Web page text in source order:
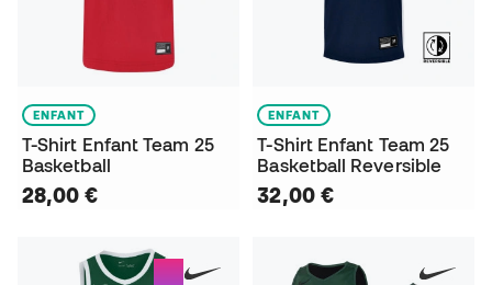
ENFANT
T-Shirt Enfant Team 25
Basketball
28,00 €
ENFANT
T-Shirt Enfant Team 25
Basketball Reversible
32,00 €